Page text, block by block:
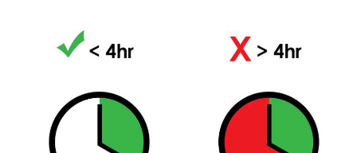
Zodiac